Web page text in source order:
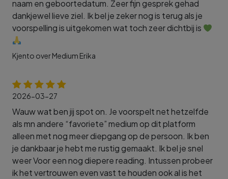
naam en geboortedatum. Zeer fijn gesprek gehad
dankjewel lieve ziel. Ik bel je zeker nog is terug als je
voorspelling is uitgekomen wat toch zeer dichtbij is
Kjento over Medium Erika
2026-03-27
Wauw wat ben jij spot on. Je voorspelt net hetzelfde
als mn andere “favoriete” medium op dit platform
alleen met nog meer diepgang op de persoon. Ik ben
je dankbaar je hebt me rustig gemaakt. Ik bel je snel
weer Voor een nog diepere reading. Intussen probeer
ik het vertrouwen even vast te houden ook al is het